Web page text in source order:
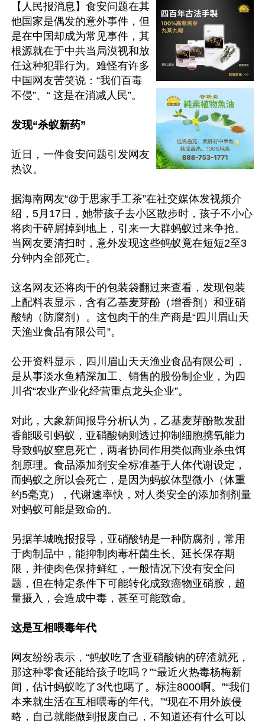
【人民报消息】食安问题在其
他国家是偶发的意外事件，但
是在中国却成为常见事件，其
根源就在于中共当局漠视和放
任这种犯罪行为。难怪有许多
中国网友苦笑说：“我们百毒
不侵”、“ 这是在消减人民”。
发现“杀蚁新药”
近日，一件食安问题引发网友
热议。
据海南网友“@于思家手工茶”在社交媒体发视频介
绍，5月17日，她带孩子去小区散步时，孩子不小心
将肉干碎屑掉到地上，引来一大群蚂蚁过来争抢。
当网友要清扫时，意外发现这些蚂蚁竟在短短2至3
分钟内全部死亡。
这名网友还将肉干的包装袋翻过来查看，发现包装
上配料表显示，含有乙基麦芽酚（增香剂）和亚硝
酸钠（防腐剂）。这包肉干的生产商是“四川眉山天
天渔业食品有限公司”。
公开资料显示，四川眉山天天渔业食品有限公司，
是从事淡水鱼精深加工、销售的股份制企业，为四
川省“农业产业化经营重点龙头企业”。
对此，大象新闻报导分析认为，乙基麦芽酚散发甜
香能吸引蚂蚁，亚硝酸钠则透过抑制细胞携氧能力
导致蚂蚁窒息死亡，两者协同作用类似商业杀虫饵
剂原理。食品添加剂安全标准基于人体代谢设定，
而蚂蚁之所以会死亡，是因为蚂蚁体型微小（体重
约5毫克），代谢速率快，对人类安全的添加剂剂量
对蚂蚁可能是致命的。
另据羊城晚报报导，亚硝酸钠是一种防腐剂，常用
于肉制品中，能抑制肉毒杆菌生长、延长保存期
限，并使肉色保持鲜红，一般情况下没有安全问
题，但在特定条件下可能转化成致癌物亚硝胺，超
量摄入，会造成中毒，甚至可能致命。
这是互相喂毒年代
网友纷纷表示，“蚂蚁吃了含亚硝酸钠的碎渣就死，
那这种零食还能给孩子吃吗？”“最近火热毒杨梅新
闻，估计蚂蚁吃了3代也噶了。标注8000啊。”“我们
本来就生活在互相喂毒的年代。”“现在不用外族侵
略，自己就能做到报废自己，不知道还有什么可以